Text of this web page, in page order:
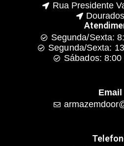
Rua Presidente
Segunda/Sexta:
Segunda/Sexta:
Sábados:
Email